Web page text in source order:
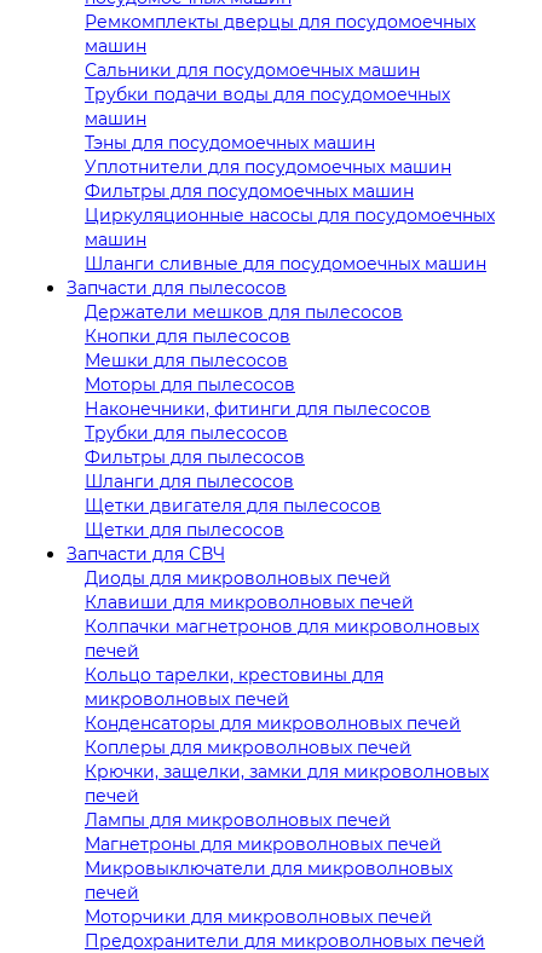
Ремкомплекты дверцы для посудомоечных
машин
Сальники для посудомоечных машин
Трубки подачи воды для посудомоечных
машин
Тэны для посудомоечных машин
Уплотнители для посудомоечных машин
Фильтры для посудомоечных машин
Циркуляционные насосы для посудомоечных
машин
Шланги сливные для посудомоечных машин
Запчасти для пылесосов
Держатели мешков для пылесосов
Кнопки для пылесосов
Мешки для пылесосов
Моторы для пылесосов
Наконечники, фитинги для пылесосов
Трубки для пылесосов
Фильтры для пылесосов
Шланги для пылесосов
Щетки двигателя для пылесосов
Щетки для пылесосов
Запчасти для СВЧ
Диоды для микроволновых печей
Клавиши для микроволновых печей
Колпачки магнетронов для микроволновых
печей
Кольцо тарелки, крестовины для
микроволновых печей
Конденсаторы для микроволновых печей
Коплеры для микроволновых печей
Крючки, защелки, замки для микроволновых
печей
Лампы для микроволновых печей
Магнетроны для микроволновых печей
Микровыключатели для микроволновых
печей
Моторчики для микроволновых печей
Предохранители для микроволновых печей